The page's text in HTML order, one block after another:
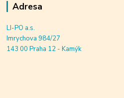
Adresa
LI-PO a.s.
Imrychova 984/27
143 00 Praha 12 - Kamýk